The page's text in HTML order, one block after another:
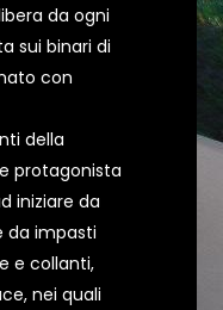
da ogni
sui binari di
con
della
protagonista
iniziare da
da impasti
e collanti,
nei quali